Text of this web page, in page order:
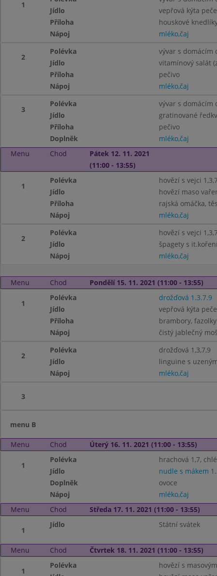
1
Jídlo
vepřová kýta
Příloha
houskové
Nápoj
mléko,čaj
2
Polévka
vývar s domácím
Jídlo
vitamínový salát
Příloha
pečivo
Nápoj
mléko,čaj
3
Polévka
vývar s domácím
Jídlo
gratinované
Příloha
pečivo
Doplněk
mléko,čaj
Menu
Chod
Pátek 12. 11. 2021
(11:00 - 13:55)
1
Polévka
hovězí s vejci
Jídlo
hovězí maso
Příloha
rajská omáčka,
Nápoj
mléko,čaj
2
Polévka
hovězí s vejci
Jídlo
špagety s
Nápoj
mléko,čaj
Menu Chod Pondělí 15. 11. 2021 (11:00 - 13:55)
1
Polévka
drožďová 1.3.7.9
Jídlo
vepřová kýta
Příloha
brambory,
Nápoj
čistý jablečný
2
Polévka
drožďová 1,3,7,9
Jídlo
linguine s
Nápoj
mléko,čaj
3
menu B
Menu Chod Úterý 16. 11. 2021 (11:00 - 13:55)
1
Polévka
hrachová 1,7,
Jídlo
nudle s mákem
Doplněk
ovoce
Nápoj
mléko,čaj
Menu
Chod Středa 17. 11. 2021 (11:00 - 13:55)
1
Jídlo Státní svátek
Menu Chod Čtvrtek 18. 11. 2021 (11:00 - 13:55)
1
Polévka
hovězí s